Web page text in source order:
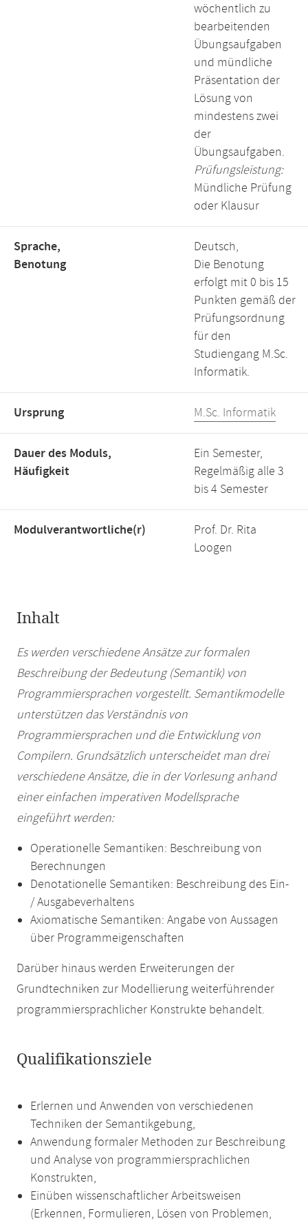
wöchentlich zu
bearbeitenden
Übungsaufgaben
und mündliche
Präsentation der
Lösung von
mindestens zwei
der
Übungsaufgaben.
Prüfungsleistung:
Mündliche Prüfung
oder Klausur
Sprache,
Benotung
Deutsch,
Die Benotung
erfolgt mit 0 bis 15
Punkten gemäß der
Prüfungsordnung
für den
Studiengang M.Sc.
Informatik.
Ursprung M.Sc. Informatik
Dauer des Moduls,
Häufigkeit
Ein Semester,
Regelmäßig alle 3
bis 4 Semester
Modulverantwortliche(r)
Prof. Dr. Rita
Loogen
Inhalt
Es werden verschiedene Ansätze zur formalen
Beschreibung der Bedeutung (Semantik) von
Programmiersprachen vorgestellt. Semantikmodelle
unterstützen das Verständnis von
Programmiersprachen und die Entwicklung von
Compilern. Grundsätzlich unterscheidet man drei
verschiedene Ansätze, die in der Vorlesung anhand
einer einfachen imperativen Modellsprache
eingeführt werden:
Operationelle Semantiken: Beschreibung von
Berechnungen
Denotationelle Semantiken: Beschreibung des Ein-
/ Ausgabeverhaltens
Axiomatische Semantiken: Angabe von Aussagen
über Programmeigenschaften
Darüber hinaus werden Erweiterungen der
Grundtechniken zur Modellierung weiterführender
programmiersprachlicher Konstrukte behandelt.
Qualifikationsziele
Erlernen und Anwenden von verschiedenen
Techniken der Semantikgebung,
Anwendung formaler Methoden zur Beschreibung
und Analyse von programmiersprachlichen
Konstrukten,
Einüben wissenschaftlicher Arbeitsweisen
(Erkennen, Formulieren, Lösen von Problemen,